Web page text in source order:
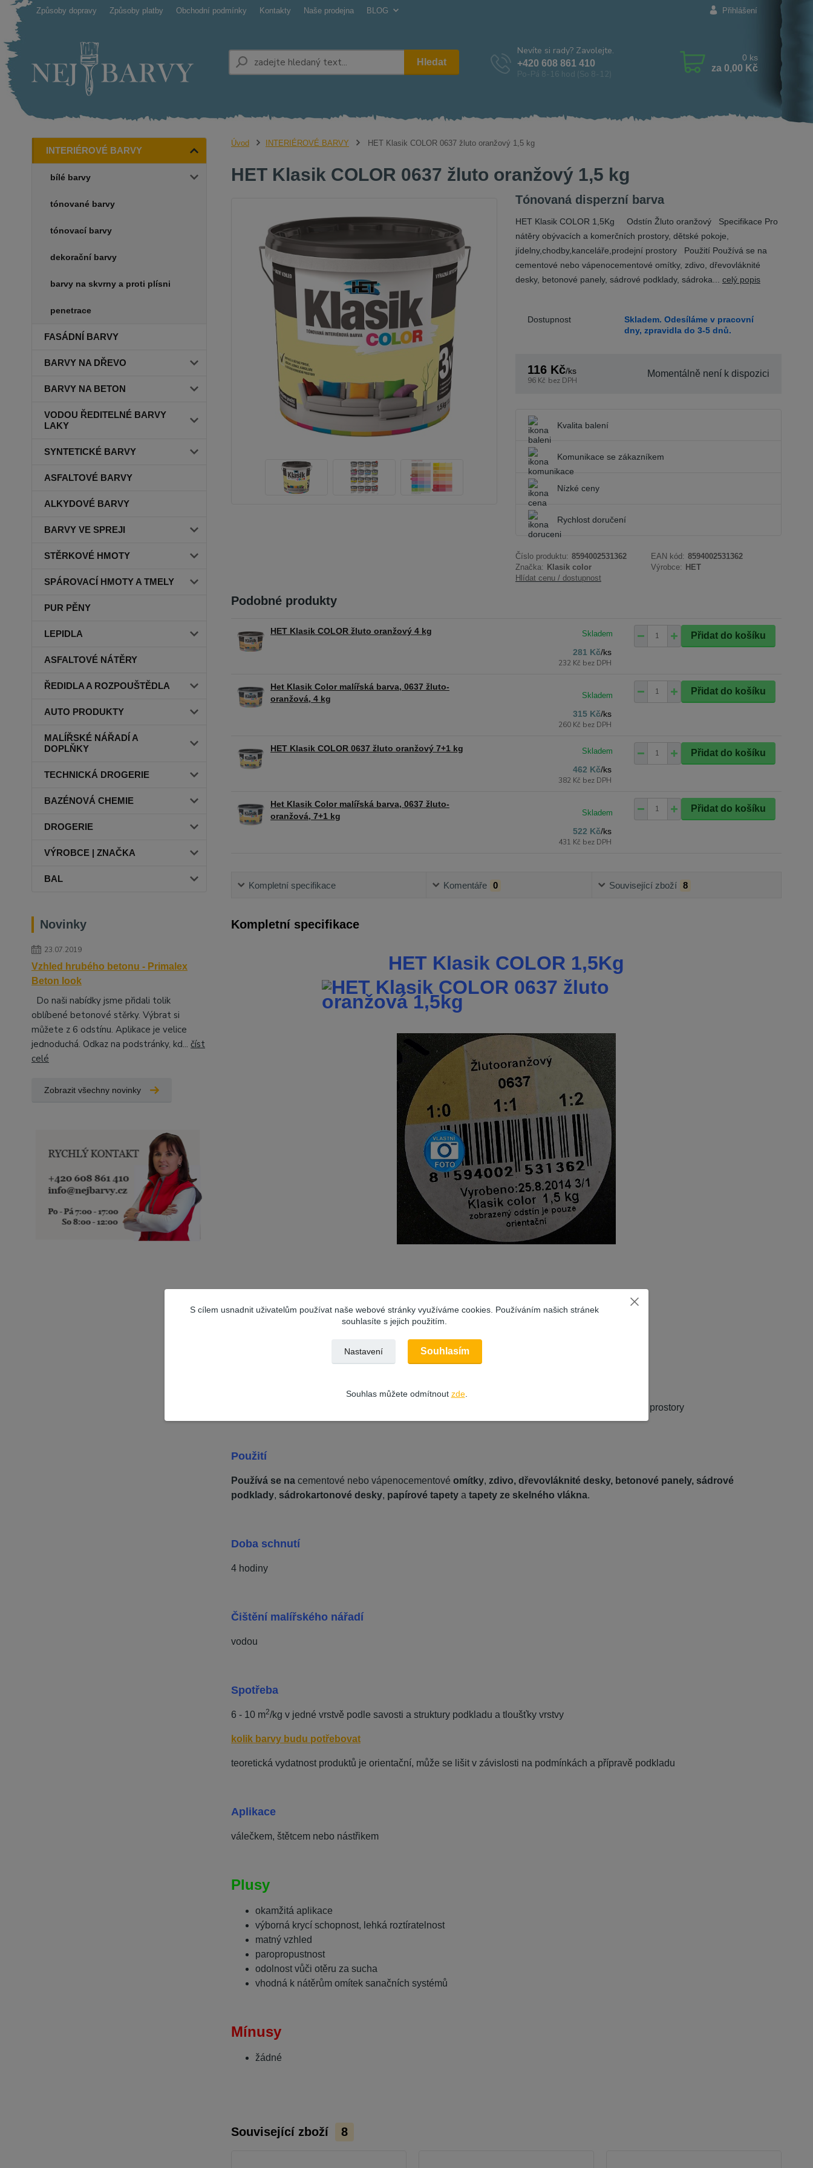
Způsoby dopravy Způsoby platby Obchodní podmínky Kontakty Naše prodejna BLOG Přihlášení
Hledat
Nevíte si rady? Zavolejte.
+420 608 861 410
Po-Pá 8-16 hod (So 8-12)
0 ks
za 0,00 Kč
INTERIÉROVÉ BARVY
bílé barvy
tónované barvy
tónovací barvy
dekorační barvy
barvy na skvrny a proti plísni
penetrace
FASÁDNÍ BARVY
BARVY NA DŘEVO
BARVY NA BETON
VODOU ŘEDITELNÉ BARVY
LAKY
SYNTETICKÉ BARVY
ASFALTOVÉ BARVY
ALKYDOVÉ BARVY
BARVY VE SPREJI
STĚRKOVÉ HMOTY
SPÁROVACÍ HMOTY A TMELY
PUR PĚNY
LEPIDLA
ASFALTOVÉ NÁTĚRY
ŘEDIDLA A ROZPOUŠTĚDLA
AUTO PRODUKTY
MALÍŘSKÉ NÁŘADÍ A
DOPLŇKY
TECHNICKÁ DROGERIE
BAZÉNOVÁ CHEMIE
DROGERIE
VÝROBCE | ZNAČKA
BAL
Novinky
23.07.2019
Vzhled hrubého betonu - Primalex
Beton look
Do naši nabídky jsme přidali tolik
oblíbené betonové stěrky. Výbrat si
můžete z 6 odstínu. Aplikace je velice
jednoduchá. Odkaz na podstránky, kd... číst
celé
Zobrazit všechny novinky
Úvod INTERIÉROVÉ BARVY HET Klasik COLOR 0637 žluto oranžový 1,5 kg
HET Klasik COLOR 0637 žluto oranžový 1,5 kg
Tónovaná disperzní barva
HET Klasik COLOR 1,5Kg Odstín Žluto oranžový Specifikace Pro
nátěry obývacích a komerčních prostory, dětské pokoje,
jídelny,chodby,kanceláře,prodejní prostory Použití Používá se na
cementové nebo vápenocementové omítky, zdivo, dřevovláknité
desky, betonové panely, sádrové podklady, sádroka... celý popis
Dostupnost
Skladem. Odesíláme v pracovní
dny, zpravidla do 3-5 dnů.
116 Kč/ks
96 Kč bez DPH
Momentálně není k dispozici
Kvalita balení
Komunikace se zákazníkem
Nízké ceny
Rychlost doručení
Číslo produktu: 8594002531362 EAN kód: 8594002531362
Značka: Klasik color Výrobce: HET
Hlídat cenu / dostupnost
Podobné produkty
HET Klasik COLOR žluto oranžový 4 kg
281 Kč/ks
232 Kč bez DPH
Přidat do košíku
Het Klasik Color malířská barva, 0637 žluto-
oranžová, 4 kg
315 Kč/ks
260 Kč bez DPH
Přidat do košíku
HET Klasik COLOR 0637 žluto oranžový 7+1 kg
462 Kč/ks
382 Kč bez DPH
Přidat do košíku
Het Klasik Color malířská barva, 0637 žluto-
oranžová, 7+1 kg
522 Kč/ks
431 Kč bez DPH
Přidat do košíku
Kompletní specifikace Komentáře 0 Související zboží 8
Kompletní specifikace
HET Klasik COLOR 1,5Kg
Odstín
, dětské pokoje, jídelny,chodby,kanceláře,prodejní prostory
Použití
Používá se nacementové nebo vápenocementové omítky, zdivo, dřevovláknité desky, betonové panely, sádrové
podklady, sádrokartonové desky, papírové tapetya tapety ze skelného vlákna.
Doba schnutí
4 hodiny
Čištění malířského nářadí
vodou
Spotřeba
6 - 10 m2/kg v jedné vrstvě podle savosti a struktury podkladu a tloušťky vrstvy
kolik barvy budu potřebovat
teoretická vydatnost produktů je orientační, může se lišit v závislosti na podmínkách a přípravě podkladu
Aplikace
válečkem, štětcem nebo nástřikem
Plusy
okamžitá aplikace
výborná krycí schopnost, lehká roztíratelnost
matný vzhled
paropropustnost
odolnost vůči otěru za sucha
vhodná k nátěrům omítek sanačních systémů
Mínusy
žádné
Související zboží 8
S cílem usnadnit uživatelům používat naše webové stránky využíváme cookies. Používáním našich stránek
souhlasíte s jejich použitím.
Nastavení Souhlasím
Souhlas můžete odmítnout zde.